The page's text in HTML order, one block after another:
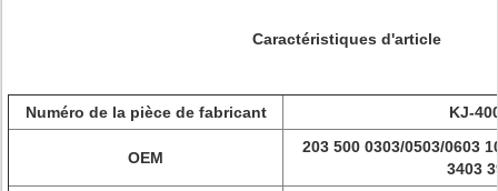
Caractéristiques d'article
Numéro de la pièce de fabricant KJ-
OEM
203 500 0303/0503/0603
3403